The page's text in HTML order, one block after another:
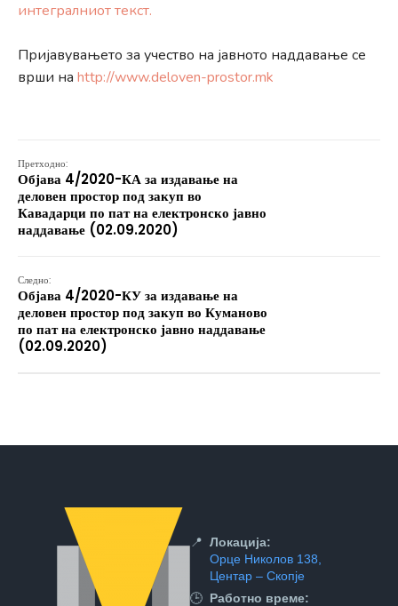
интегралниот текст.
Пријавувањето за учество на јавното наддавање се
врши на http://www.deloven-prostor.mk
Претходно:
Објава 4/2020-КА за издавање на
деловен простор под закуп во
Кавадарци по пат на електронско јавно
наддавање (02.09.2020)
Следно:
Објава 4/2020-КУ за издавање на
деловен простор под закуп во Куманово
по пат на електронско јавно наддавање
(02.09.2020)
📍 Локација:
Орце Николов 138,
Центар – Скопје
🕒 Работно време: